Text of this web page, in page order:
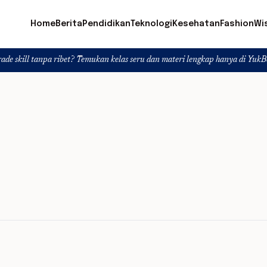
HomeBerita PendidikanTeknologi Kesehatan Fashion
Temukan kelas seru dan materi lengkap hanya di